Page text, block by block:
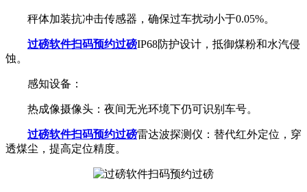
秤体加装抗冲击传感器，确保过车扰动小于0.05%。
过磅软件扫码预约过磅IP68防护设计，抵御煤粉和水汽侵
蚀。
感知设备：
热成像摄像头：夜间无光环境下仍可识别车号。
过磅软件扫码预约过磅雷达波探测仪：替代红外定位，穿
透煤尘，提高定位精度。